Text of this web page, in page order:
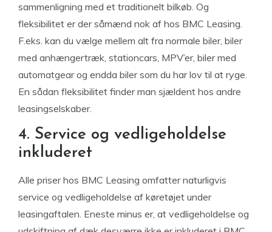
sammenligning med et traditionelt bilkøb. Og
fleksibilitet er der såmænd nok af hos BMC Leasing.
F.eks. kan du vælge mellem alt fra normale biler, biler
med anhængertræk, stationcars, MPV’er, biler med
automatgear og endda biler som du har lov til at ryge.
En sådan fleksibilitet finder man sjældent hos andre
leasingselskaber.
4. Service og vedligeholdelse
inkluderet
Alle priser hos BMC Leasing omfatter naturligvis
service og vedligeholdelse af køretøjet under
leasingaftalen. Eneste minus er, at vedligeholdelse og